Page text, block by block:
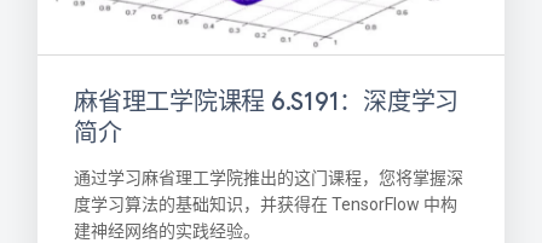
麻省理工学院课程 6.S191：深度学习
简介
通过学习麻省理工学院推出的这门课程，您将掌握深
度学习算法的基础知识，并获得在 TensorFlow 中构
建神经网络的实践经验。